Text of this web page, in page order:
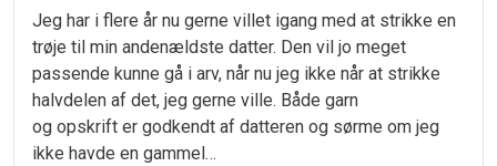
Jeg har i flere år nu gerne villet igang med at strikke en
trøje til min andenældste datter. Den vil jo meget
passende kunne gå i arv, når nu jeg ikke når at strikke
halvdelen af det, jeg gerne ville. Både garn
og opskrift er godkendt af datteren og sørme om jeg
ikke havde en gammel…